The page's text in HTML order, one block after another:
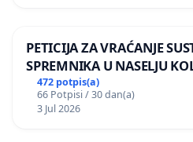
PETICIJA ZA VRAĆANJE
SPREMNIKA U NASELJU
472 potpis(a)
66 Potpisi / 30 dan(a)
3 Jul 2026